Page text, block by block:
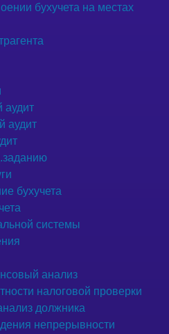
бухучета на местах
аудит
аудит
бухучета
системы
анализ
налоговой проверки
должника
непрерывности